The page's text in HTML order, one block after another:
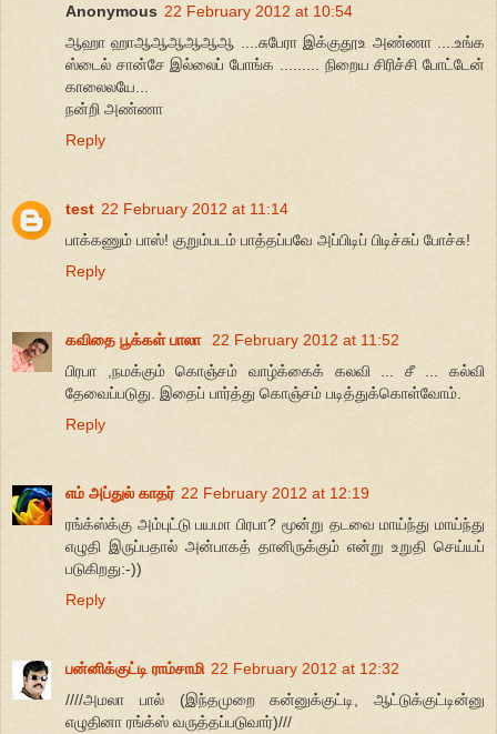
Anonymous 22 February 2012 at 10:54
ஆஹா ஹாஆஆஆஆஆஆ ....சுபேரா இக்குதூஉ அண்ணா ....உங்க
ஸ்டைல் சான்சே இல்லைப் போங்க ......... நிறைய சிரிச்சி போட்டேன்
காலைலயே...
நன்றி அண்ணா
Reply
test 22 February 2012 at 11:14
பாக்கணும் பாஸ்! குறும்படம் பாத்தப்பவே அப்பிடிப் பிடிச்சுப் போச்சு!
Reply
கவிதை பூக்கள் பாலா
22 February 2012 at 11:52
பிரபா ,நமக்கும் கொஞ்சம் வாழ்க்கைக் கலவி ... சீ ... கல்வி
தேவைப்படுது. இதைப் பார்த்து கொஞ்சம் படித்துக்கொள்வோம்.
Reply
எம் அப்துல் காதர் 22 February 2012 at 12:19
ரங்க்ஸ்க்கு அம்புட்டு பயமா பிரபா? மூன்று தடவை மாய்ந்து மாய்ந்து
எழுதி இருப்பதால் அன்பாகத் தானிருக்கும் என்று உறுதி செய்யப்
படுகிறது:-))
Reply
பன்னிக்குட்டி ராம்சாமி 22 February 2012 at 12:32
////அமலா பால் (இந்தமுறை கன்னுக்குட்டி, ஆட்டுக்குட்டின்னு
எழுதினா ரங்க்ஸ் வருத்தப்படுவார்)///